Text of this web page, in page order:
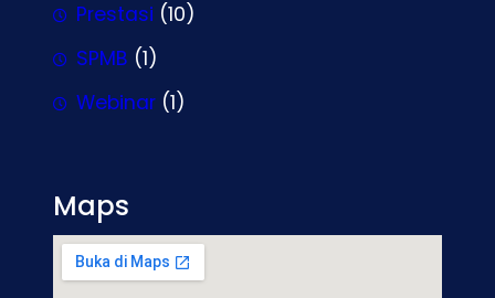
Prestasi (10)
SPMB (1)
Webinar (1)
Maps